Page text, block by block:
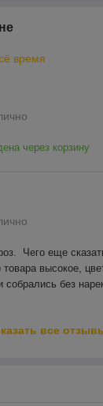
время
через корзину
Чего еще
высокое,
собрались без
все